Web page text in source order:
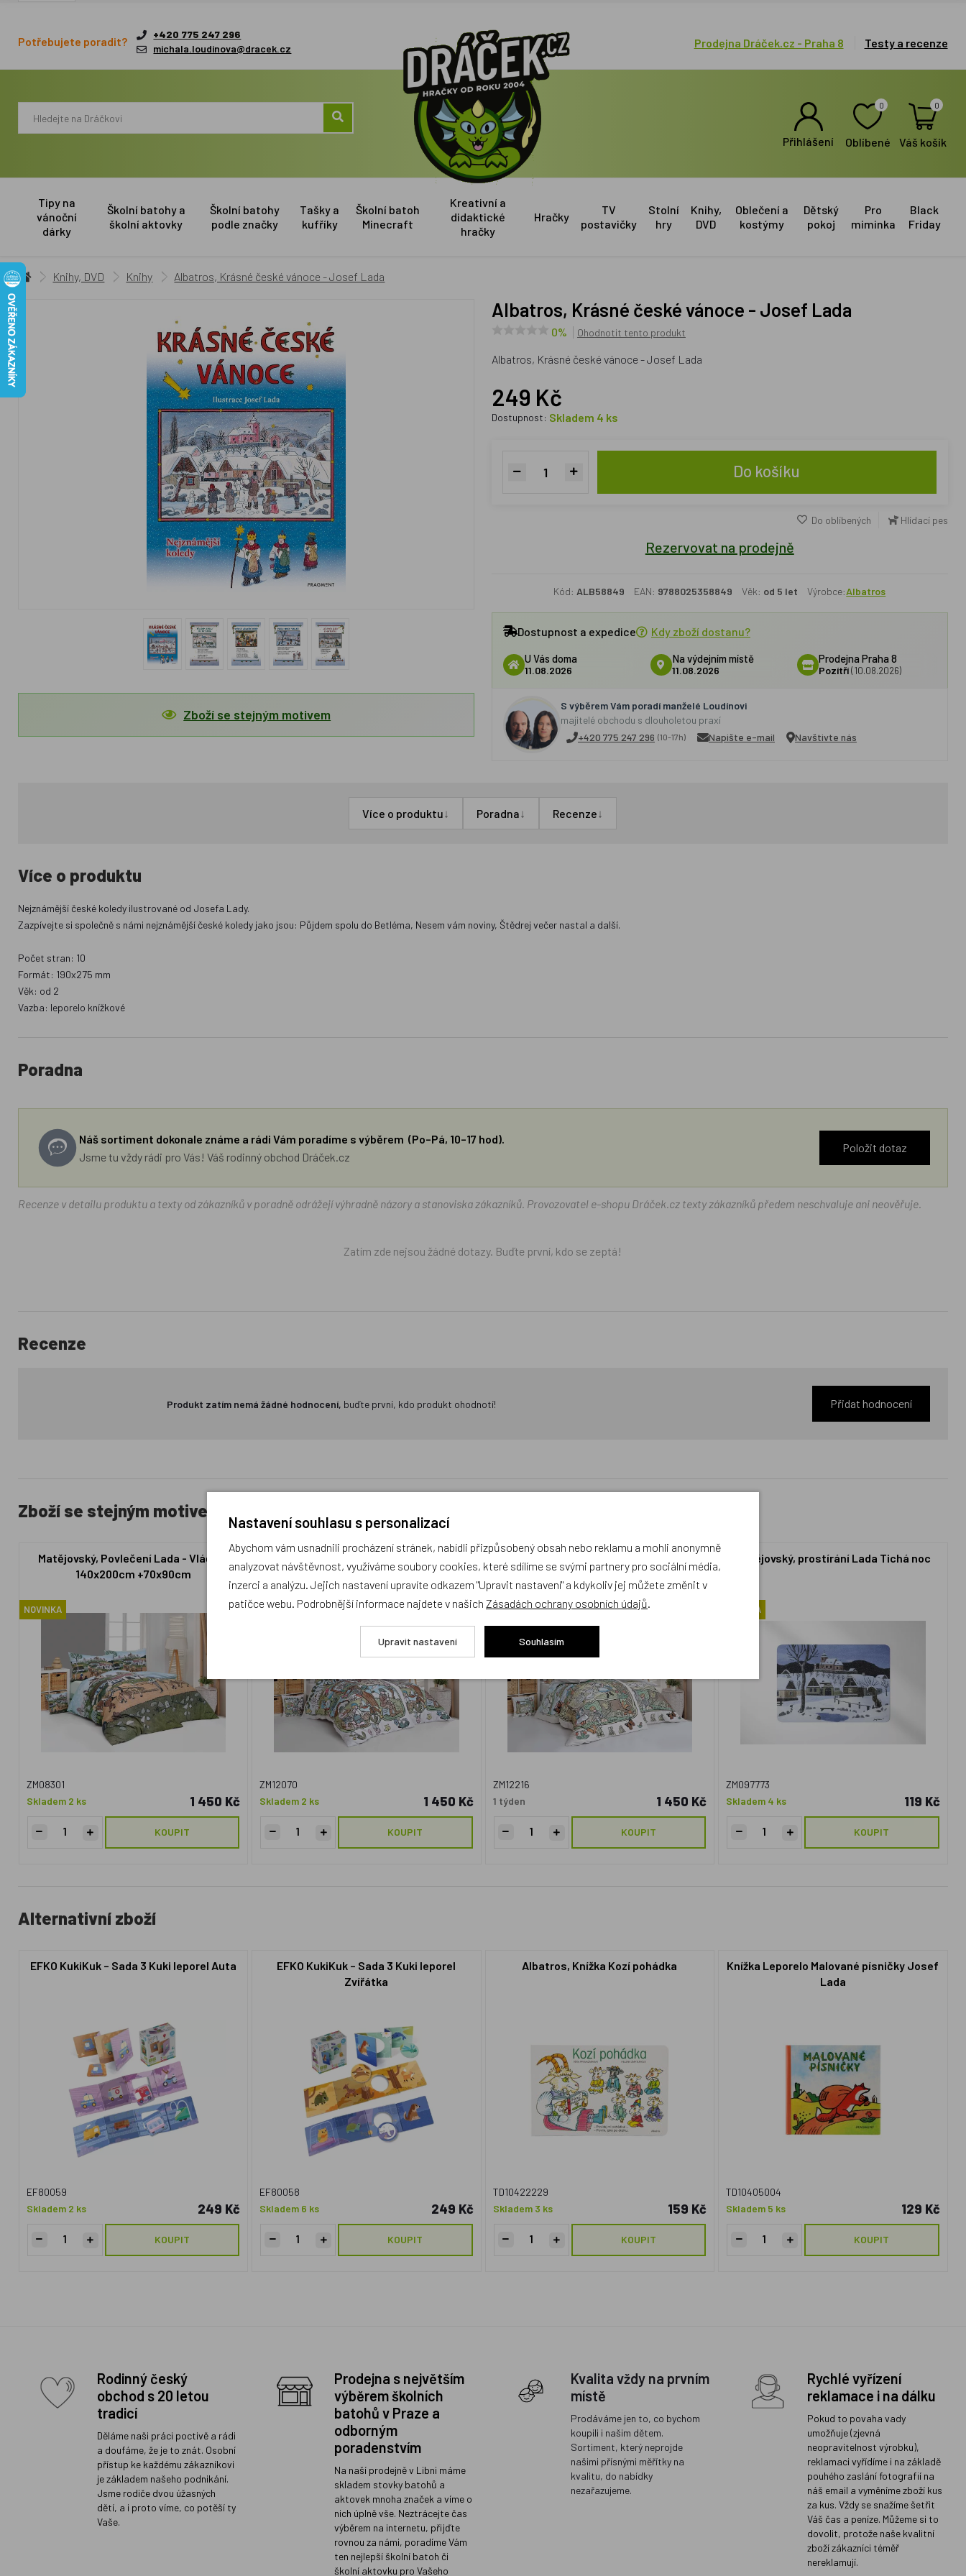
Potřebujete poradit?
+420 775 247 296
michala.loudinova@dracek.cz
Prodejna Dráček.cz - Praha 8 Testy a recenze
Přihlášení
0
Oblíbené
0
Váš košík
Tipy na
vánoční
dárky
Školní batohy a
školní aktovky
Školní batohy
podle značky
Tašky a
kufříky
Školní batoh
Minecraft
Kreativní a
didaktické
hračky
Hračky
TV
postavičky
Stolní
hry
Knihy,
DVD
Oblečení a
kostýmy
Dětský
pokoj
Pro
miminka
Black
Friday
Knihy, DVD Knihy Albatros, Krásné české vánoce - Josef Lada
Zboží se stejným motivem
Albatros, Krásné české vánoce - Josef Lada
0% Ohodnotit tento produkt
Albatros, Krásné české vánoce - Josef Lada
249 Kč
Dostupnost: Skladem 4 ks
Do košíku
Do oblíbených Hlídací pes
Rezervovat na prodejně
Kód: ALB58849 EAN: 9788025358849 Věk: od 5 let Výrobce:Albatros
Dostupnost a expedice Kdy zboží dostanu?
U Vás doma
11.08.2026
Na výdejním místě
11.08.2026
Prodejna Praha 8
Pozítří(10.08.2026)
S výběrem Vám poradí manželé Loudínovi
majitelé obchodu s dlouholetou praxí
+420 775 247 296 (10-17h) Napište e-mail Navštivte nás
Více o produktu↓ Poradna↓ Recenze↓
Více o produktu
Nejznámější české koledy ilustrované od Josefa Lady.
Zazpívejte si společně s námi nejznámější české koledy jako jsou: Půjdem spolu do Betléma, Nesem vám noviny, Štědrej večer nastal a další.
Počet stran: 10
Formát: 190x275 mm
Věk: od 2
Vazba: leporelo knížkové
Poradna
Náš sortiment dokonale známe a rádi Vám poradíme s výběrem (Po–Pá, 10–17 hod).
Jsme tu vždy rádi pro Vás! Váš rodinný obchod Dráček.cz
Položit dotaz
Recenze v detailu produktu a texty od zákazníků v poradně odrážejí výhradně názory a stanoviska zákazníků. Provozovatel e-shopu Dráček.cz texty zákazníků předem neschvaluje ani neověřuje.
Zatím zde nejsou žádné dotazy. Buďte první, kdo se zeptá!
Recenze
Produkt zatím nemá žádné hodnocení, buďte první, kdo produkt ohodnotí! Přidat hodnocení
Zboží se stejným motivem
Matějovský, Povlečení Lada - Vláčení
140x200cm +70x90cm
NOVINKA
ZM08301
Skladem 2 ks
1 450 Kč
KOUPIT
Matějovský, Povlečení Lada - Zeměklíč -
Jaro 140x200cm +70x90cm
NOVINKA
ZM12070
Skladem 2 ks
1 450 Kč
KOUPIT
Matějovský, Povlečení Lada - Zeměklíč -
léto 140x200cm +70x90cm
NOVINKA
ZM12216
1 týden
1 450 Kč
KOUPIT
Matějovský, prostírání Lada Tichá noc
NOVINKA
ZM097773
Skladem 4 ks
119 Kč
KOUPIT
Alternativní zboží
EFKO KukiKuk – Sada 3 Kuki leporel Auta
EF80059
Skladem 2 ks
249 Kč
KOUPIT
EFKO KukiKuk – Sada 3 Kuki leporel
Zvířátka
EF80058
Skladem 6 ks
249 Kč
KOUPIT
Albatros, Knížka Kozí pohádka
TD10422229
Skladem 3 ks
159 Kč
KOUPIT
Knížka Leporelo Malované písničky Josef
Lada
TD10405004
Skladem 5 ks
129 Kč
KOUPIT
Rodinný český
obchod s 20 letou
tradicí
Děláme naši práci poctivě a rádi
a doufáme, že je to znát. Osobní
přístup ke každému zákazníkovi
je základem našeho podnikání.
Jsme rodiče dvou úžasných
dětí, a i proto víme, co potěší ty
Vaše.
Prodejna s největším
výběrem školních
batohů v Praze a
odborným
poradenstvím
Na naší prodejně v Libni máme
skladem stovky batohů a
aktovek mnoha značek a víme o
nich úplně vše. Neztrácejte čas
výběrem na internetu, přijďte
rovnou za námi, poradíme Vám
ten nejlepší školní batoh či
školní aktovku pro Vašeho
Kvalita vždy na prvním
místě
Prodáváme jen to, co bychom
koupili i našim dětem.
Sortiment, který neprojde
našimi přísnými měřítky na
kvalitu, do nabídky
nezařazujeme.
Rychlé vyřízení
reklamace i na dálku
Pokud to povaha vady
umožňuje (zjevná
neopravitelnost výrobku),
reklamaci vyřídíme i na základě
pouhého zaslání fotografií na
náš email a vyměníme zboží kus
za kus. Vždy se snažíme šetřit
Váš čas a peníze. Můžeme si to
dovolit, protože naše kvalitní
zboží zákazníci téměř
nereklamují.
Nastavení souhlasu s personalizací
Abychom vám usnadnili procházení stránek, nabídli přizpůsobený obsah nebo reklamu a mohli anonymně
analyzovat návštěvnost, využíváme soubory cookies, které sdílíme se svými partnery pro sociální média,
inzerci a analýzu. Jejich nastavení upravíte odkazem "Upravit nastavení" a kdykoliv jej můžete změnit v
patičce webu. Podrobnější informace najdete v našich Zásadách ochrany osobních údajů
Upravit nastavení Souhlasím